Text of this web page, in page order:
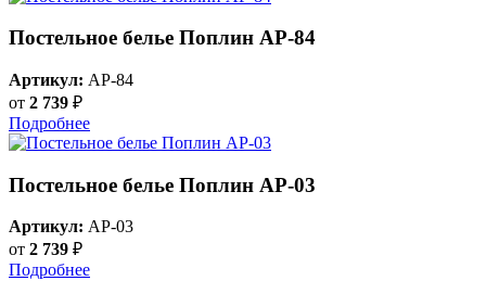
Постельное белье Поплин AP-84
Артикул: AP-84
от 2 739 ₽
Подробнее
Постельное белье Поплин AP-03
Артикул: AP-03
от 2 739 ₽
Подробнее